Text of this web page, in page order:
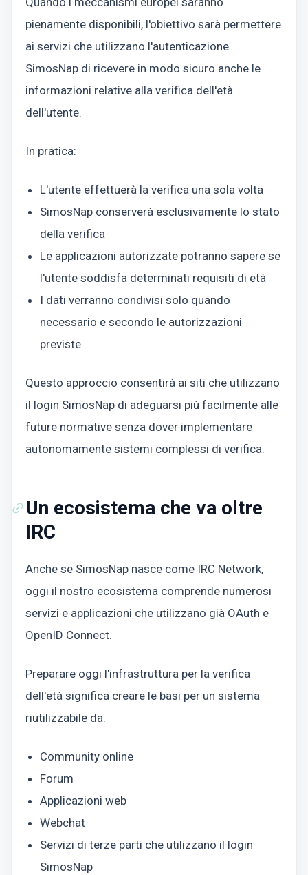
pienamente disponibili, l'obiettivo sarà permettere
ai servizi che utilizzano l'autenticazione
SimosNap di ricevere in modo sicuro anche le
informazioni relative alla verifica dell'età
dell'utente.
In pratica:
L'utente effettuerà la verifica una sola volta
SimosNap conserverà esclusivamente lo stato
della verifica
Le applicazioni autorizzate potranno sapere se
l'utente soddisfa determinati requisiti di età
I dati verranno condivisi solo quando
necessario e secondo le autorizzazioni
previste
Questo approccio consentirà ai siti che utilizzano
il login SimosNap di adeguarsi più facilmente alle
future normative senza dover implementare
autonomamente sistemi complessi di verifica.
Un ecosistema che va oltre
IRC
Anche se SimosNap nasce come IRC Network,
oggi il nostro ecosistema comprende numerosi
servizi e applicazioni che utilizzano già OAuth e
OpenID Connect.
Preparare oggi l'infrastruttura per la verifica
dell'età significa creare le basi per un sistema
riutilizzabile da:
Community online
Forum
Applicazioni web
Webchat
Servizi di terze parti che utilizzano il login
SimosNap